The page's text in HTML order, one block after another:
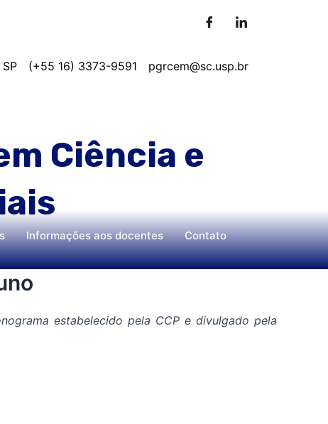
(+55 16) 3373-9591 pgrcem@sc.usp.br
Ciência e
Informações aos docentes Contato
estabelecido pela CCP e divulgado pela